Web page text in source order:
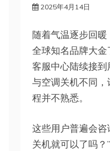
2025年4月14日
随着气温逐步回
全球知名品牌大
客服中心陆续接到
与空调关机不同
程并不熟悉。
这些用户普遍会
关机就可以了吗？